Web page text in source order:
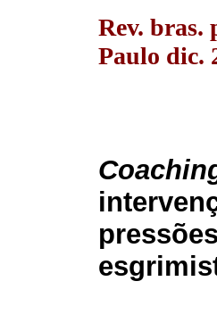
Rev. bras.
Paulo dic.